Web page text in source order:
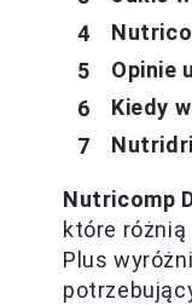
Opinie
Kiedy
Nutricomp
które
Plus